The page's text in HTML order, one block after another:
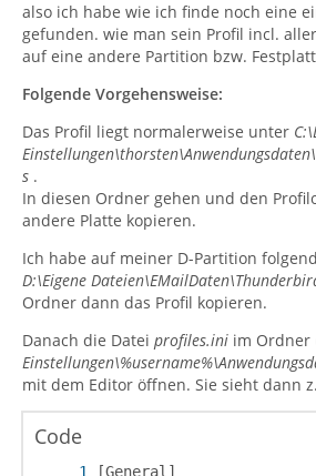
also ich habe wie ich finde noch eine
gefunden. wie man sein Profil incl.
auf eine andere Partition bzw.
Folgende Vorgehensweise:
Das Profil liegt normalerweise unter
s .
In diesen Ordner gehen und den
andere Platte kopieren.
Ich habe auf meiner D-Partition
D:\Eigene
Ordner dann das Profil kopieren.
Danach die Datei profiles.ini im Ordner
mit dem Editor öffnen. Sie sieht dann
Code